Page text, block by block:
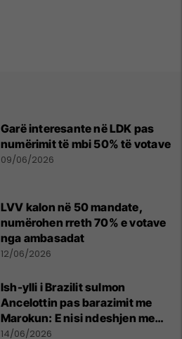
Garë interesante në LDK pas
numërimit të mbi 50% të votave
09/06/2026
LVV kalon në 50 mandate,
numërohen rreth 70% e votave
nga ambasadat
12/06/2026
Ish-ylli i Brazilit sulmon
Ancelottin pas barazimit me
Marokun: E nisi ndeshjen me
formacionin e gabuar
14/06/2026